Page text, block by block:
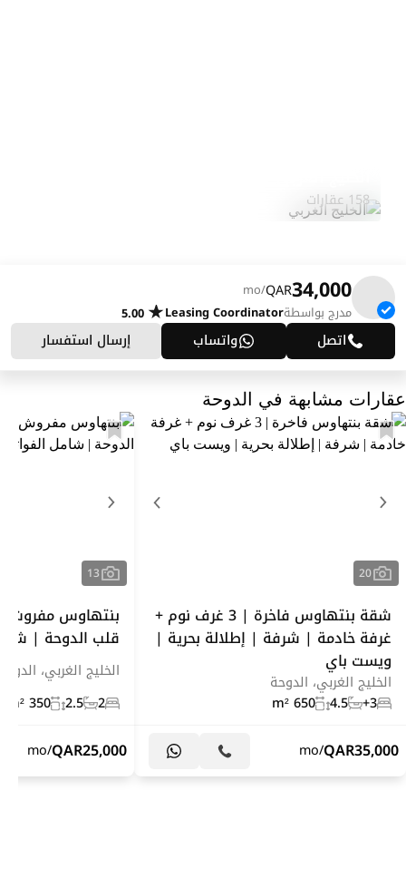
158 عقارات
34,000
QAR
/mo
مدرج بواسطةLeasing Coordinator
5.00
اتصل واتساب إرسال استفسار
عقارات مشابهة في الدوحة
20
شقة بنتهاوس فاخرة | 3 غرف نوم +
غرفة خادمة | شرفة | إطلالة بحرية |
ويست باي
الخليج الغربي، الدوحة
3+
4.5
650 m²
35,000
QAR
/mo
13
بنتهاوس
قلب الدوحة |
الخليج الغربي،
2
2.5
350 m²
25,000
QAR
/mo